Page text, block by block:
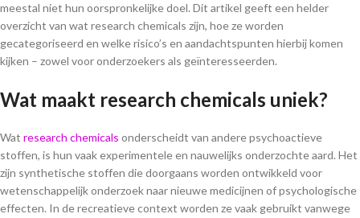
meestal niet hun oorspronkelijke doel. Dit artikel geeft een helder
overzicht van wat research chemicals zijn, hoe ze worden
gecategoriseerd en welke risico’s en aandachtspunten hierbij komen
kijken – zowel voor onderzoekers als geïnteresseerden.
Wat maakt research chemicals uniek?
Wat research chemicals onderscheidt van andere psychoactieve
stoffen, is hun vaak experimentele en nauwelijks onderzochte aard. Het
zijn synthetische stoffen die doorgaans worden ontwikkeld voor
wetenschappelijk onderzoek naar nieuwe medicijnen of psychologische
effecten. In de recreatieve context worden ze vaak gebruikt vanwege